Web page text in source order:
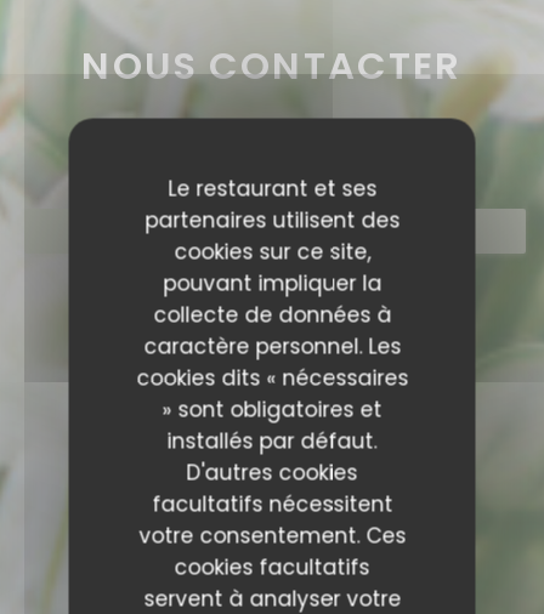
Le restaurant et ses
partenaires utilisent des
cookies sur ce site,
pouvant impliquer la
collecte de données à
caractère personnel. Les
cookies dits « nécessaires
» sont obligatoires et
installés par défaut.
D'autres cookies
facultatifs nécessitent
votre consentement. Ces
cookies facultatifs
servent à analyser votre
NOUS CONTACTER
RÉSERVER